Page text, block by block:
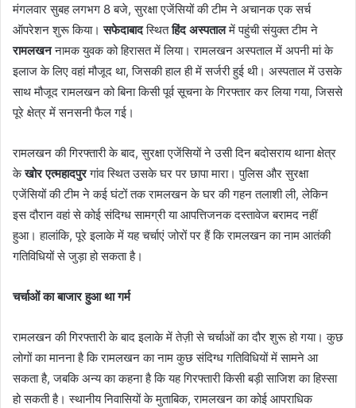
मंगलवार सुबह लगभग 8 बजे, सुरक्षा एजेंसियों की टीम ने अचानक एक सर्च
ऑपरेशन शुरू किया।सफेदाबादस्थितहिंद अस्पतालमें पहुंची संयुक्त टीम ने
रामलखननामक युवक को हिरासत में लिया। रामलखन अस्पताल में अपनी मां के
इलाज के लिए वहां मौजूद था, जिसकी हाल ही में सर्जरी हुई थी। अस्पताल में उसके
साथ मौजूद रामलखन को बिना किसी पूर्व सूचना के गिरफ्तार कर लिया गया, जिससे
पूरे क्षेत्र में सनसनी फैल गई।
रामलखन की गिरफ्तारी के बाद, सुरक्षा एजेंसियों ने उसी दिन बदोसराय थाना क्षेत्र
केखोर एत्महादपुरगांव स्थित उसके घर पर छापा मारा। पुलिस और सुरक्षा
एजेंसियों की टीम ने कई घंटों तक रामलखन के घर की गहन तलाशी ली, लेकिन
इस दौरान वहां से कोई संदिग्ध सामग्री या आपत्तिजनक दस्तावेज बरामद नहीं
हुआ। हालांकि, पूरे इलाके में यह चर्चाएं जोरों पर हैं कि रामलखन का नाम आतंकी
गतिविधियों से जुड़ा हो सकता है।
चर्चाओं का बाजार हुआ था गर्म
रामलखन की गिरफ्तारी के बाद इलाके में तेज़ी से चर्चाओं का दौर शुरू हो गया। कुछ
लोगों का मानना है कि रामलखन का नाम कुछ संदिग्ध गतिविधियों में सामने आ
सकता है, जबकि अन्य का कहना है कि यह गिरफ्तारी किसी बड़ी साजिश का हिस्सा
हो सकती है। स्थानीय निवासियों के मुताबिक, रामलखन का कोई आपराधिक